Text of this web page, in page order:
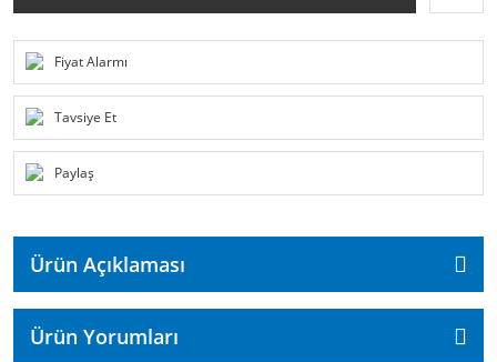
Fiyat Alarmı
Tavsiye Et
Paylaş
Ürün Açıklaması
Ürün Yorumları